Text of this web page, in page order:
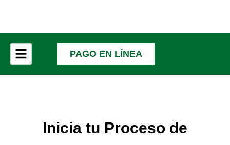
PAGO EN LÍNEA
Inicia tu Proceso de